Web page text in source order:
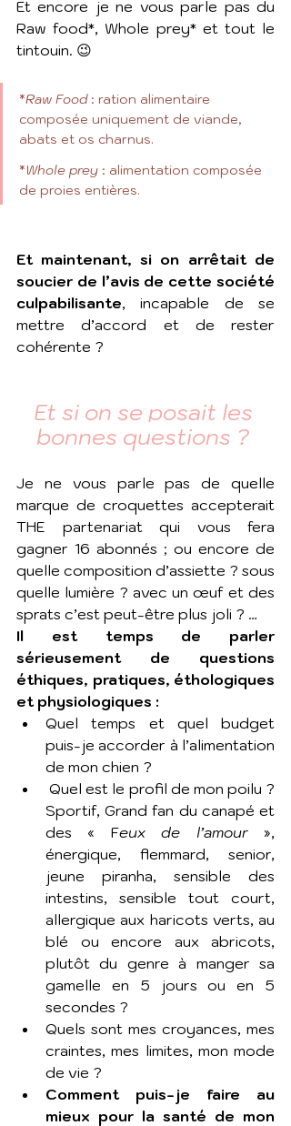
Et encore je ne vous parle pas du
Raw food*, Whole prey* et tout le
tintouin. 😉
*Raw Food : ration alimentaire
composée uniquement de viande,
abats et os charnus.
*Whole prey : alimentation composée
de proies entières.
Et maintenant, si on arrêtait de
soucier de l’avis de cette société
culpabilisante, incapable de se
mettre d’accord et de rester
cohérente ?
Et si on se posait les
bonnes questions ?
Je ne vous parle pas de quelle
marque de croquettes accepterait
THE partenariat qui vous fera
gagner 16 abonnés ; ou encore de
quelle composition d’assiette ? sous
quelle lumière ? avec un œuf et des
sprats c’est peut-être plus joli ? …
Il est temps de parler
sérieusement de questions
éthiques, pratiques, éthologiques
et physiologiques :
Quel temps et quel budget
puis-je accorder à l’alimentation
de mon chien ?
Quel est le profil de mon poilu ?
Sportif, Grand fan du canapé et
des « Feux de l’amour »,
énergique, flemmard, senior,
jeune piranha, sensible des
intestins, sensible tout court,
allergique aux haricots verts, au
blé ou encore aux abricots,
plutôt du genre à manger sa
gamelle en 5 jours ou en 5
secondes ?
Quels sont mes croyances, mes
craintes, mes limites, mon mode
de vie ?
Comment puis-je faire au
mieux pour la santé de mon